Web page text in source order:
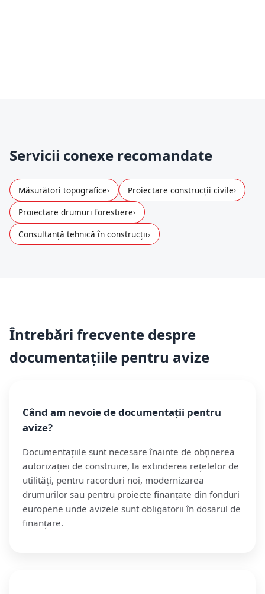
Servicii conexe recomandate
Măsurători topografice
Proiectare construcții civile
Proiectare drumuri forestiere
Consultanță tehnică în construcții
Întrebări frecvente despre
documentațiile pentru avize
Când am nevoie de documentații pentru
avize?
Documentațiile sunt necesare înainte de obținerea
autorizației de construire, la extinderea rețelelor de
utilități, pentru racorduri noi, modernizarea
drumurilor sau pentru proiecte finanțate din fonduri
europene unde avizele sunt obligatorii în dosarul de
finanțare.